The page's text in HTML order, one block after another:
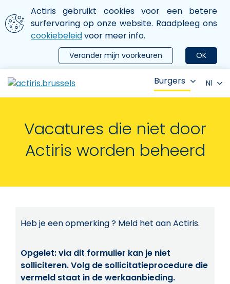
Aller au contenu principal
We gebruiken cookies
Actiris gebruikt cookies voor een betere
surfervaring op onze website. Raadpleeg ons
cookiebeleidvoor meer info.
OK
Verander mijn voorkeuren
le menu
Burgers Nl
Vacatures die niet door
Actiris worden beheerd
Heb je een opmerking ? Meld het aan Actiris.
Opgelet: via dit formulier kan je niet
solliciteren. Volg de sollicitatieprocedure die
vermeld staat in de werkaanbieding.